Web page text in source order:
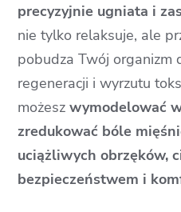
precyzyjnie ugniata i
nie tylko relaksuje, ale
pobudza Twój organizm
regeneracji i wyrzutu
możeszwymodelować
zredukować bóle
uciążliwych obrzęków,
bezpieczeństwem i